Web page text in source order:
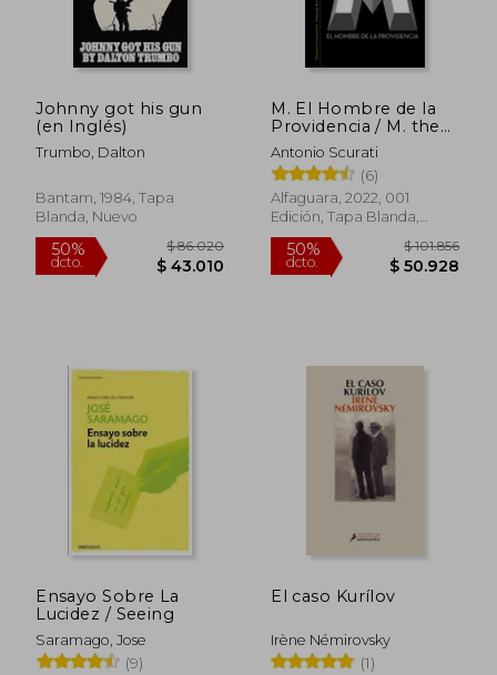
50%
$ 46.517
40%
dcto.
Johnny got his gun
(en Inglés)
Trumbo, Dalton
Bantam, 1984, Tapa
Blanda, Nuevo
M. El Hombre de la
Providencia / M. the
Man of Providence
Antonio Scurati
(6)
Alfaguara, 2022, 001
Edición, Tapa Blanda,
Nuevo
Ensayo Sobre La
Lucidez / Seeing
Saramago, Jose
(9)
El caso Kurílov
Irène Némirovsky
(1)